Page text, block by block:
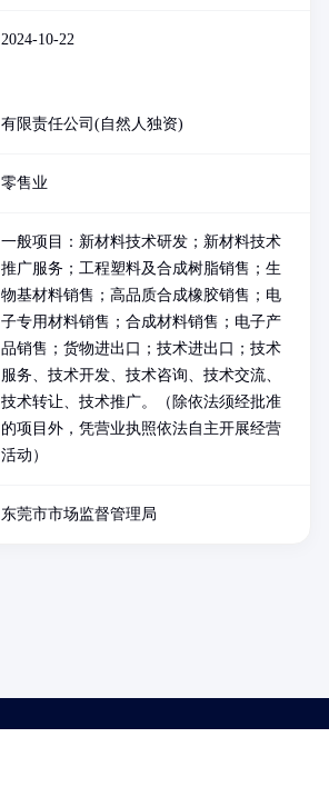
2024-10-22
有限责任公司(自然人独资)
零售业
一般项目：新材料技术研发；新材料技术
推广服务；工程塑料及合成树脂销售；生
物基材料销售；高品质合成橡胶销售；电
子专用材料销售；合成材料销售；电子产
品销售；货物进出口；技术进出口；技术
服务、技术开发、技术咨询、技术交流、
技术转让、技术推广。（除依法须经批准
的项目外，凭营业执照依法自主开展经营
活动）
东莞市市场监督管理局